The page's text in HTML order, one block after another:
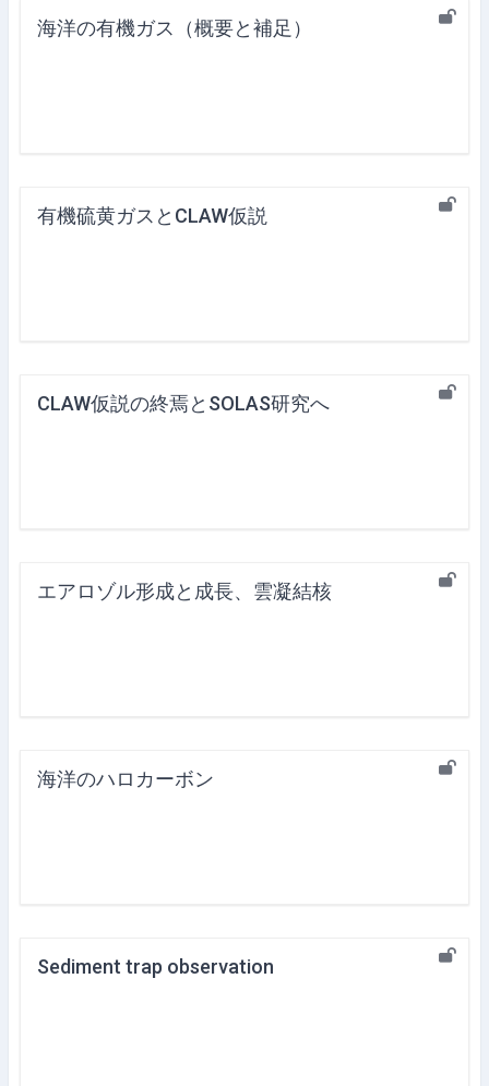
海洋の有機ガス（概要と補足）
有機硫黄ガスとCLAW仮説
CLAW仮説の終焉とSOLAS研究へ
エアロゾル形成と成長、雲凝結核
海洋のハロカーボン
Sediment trap observation